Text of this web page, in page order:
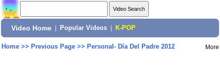
Video Home Popular Videos K-POP
Home>> Previous Page>> Personal- Día Del Padre 2012 More